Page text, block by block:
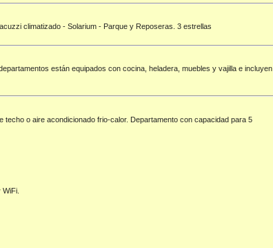
climatizado - Solarium - Parque y Reposeras. 3 estrellas
están equipados con cocina, heladera, muebles y vajilla e incluyen
o aire acondicionado frio-calor. Departamento con capacidad para 5